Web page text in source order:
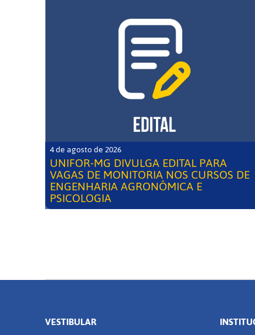
4 de agosto de 2026
UNIFOR-MG DIVULGA EDITAL PARA
VAGAS DE MONITORIA NOS CURSOS DE
ENGENHARIA AGRONÔMICA E
PSICOLOGIA
VESTIBULAR